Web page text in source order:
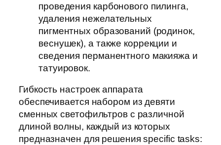
проведения карбонового пилинга,
удаления нежелательных
пигментных образований (родинок,
веснушек), а также коррекции и
сведения перманентного макияжа и
татуировок.
Гибкость настроек аппарата
обеспечивается набором из девяти
сменных светофильтров с различной
длиной волны, каждый из которых
предназначен для решения specific tasks: